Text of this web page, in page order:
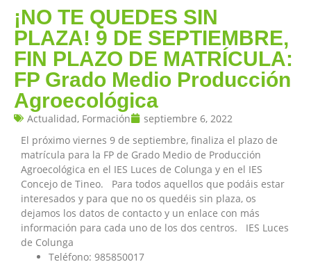
¡NO TE QUEDES SIN
PLAZA! 9 DE SEPTIEMBRE,
FIN PLAZO DE MATRÍCULA:
FP Grado Medio Producción
Agroecológica
Actualidad, Formación
septiembre 6, 2022
El próximo viernes 9 de septiembre, finaliza el plazo de
matrícula para la FP de Grado Medio de Producción
Agroecológica en el IES Luces de Colunga y en el IES
Concejo de Tineo. Para todos aquellos que podáis estar
interesados y para que no os quedéis sin plaza, os
dejamos los datos de contacto y un enlace con más
información para cada uno de los dos centros. IES Luces
de Colunga
Teléfono: 985850017